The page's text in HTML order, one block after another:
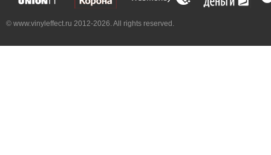
© www.vinyleffect.ru 2012-2026. All rights reserved.